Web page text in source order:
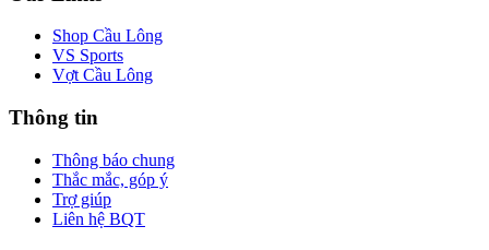
Shop Cầu Lông
VS Sports
Vợt Cầu Lông
Thông tin
Thông báo chung
Thắc mắc, góp ý
Trợ giúp
Liên hệ BQT